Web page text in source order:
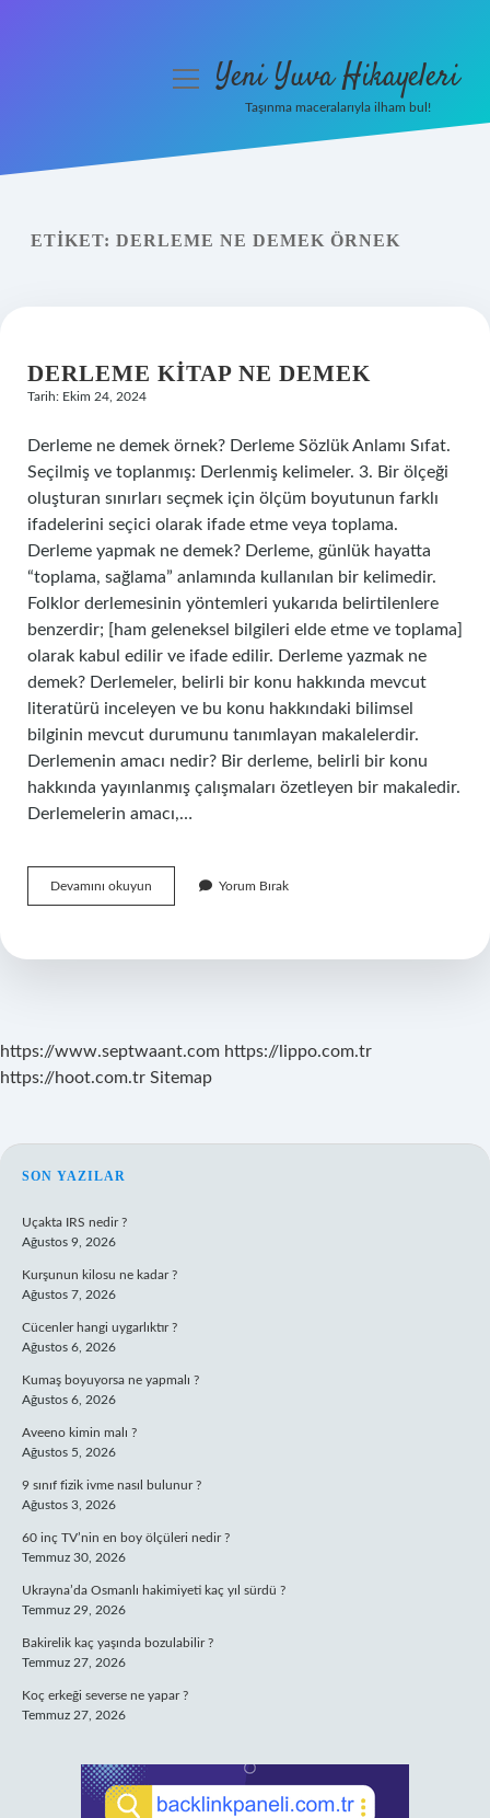
Yasal Uyarı
menüyüYeni Yuva Hikayeleri
Taşınma maceralarıyla ilham bul!
ETIKET: DERLEME NE DEMEK ÖRNEK
DERLEME KITAP NE DEMEK
Tarih: Ekim 24, 2024
Derleme ne demek örnek? Derleme Sözlük Anlamı Sıfat.
Seçilmiş ve toplanmış: Derlenmiş kelimeler. 3. Bir ölçeği
oluşturan sınırları seçmek için ölçüm boyutunun farklı
ifadelerini seçici olarak ifade etme veya toplama.
Derleme yapmak ne demek? Derleme, günlük hayatta
“toplama, sağlama” anlamında kullanılan bir kelimedir.
Folklor derlemesinin yöntemleri yukarıda belirtilenlere
benzerdir; [ham geleneksel bilgileri elde etme ve toplama]
olarak kabul edilir ve ifade edilir. Derleme yazmak ne
demek? Derlemeler, belirli bir konu hakkında mevcut
literatürü inceleyen ve bu konu hakkındaki bilimsel
bilginin mevcut durumunu tanımlayan makalelerdir.
Derlemenin amacı nedir? Bir derleme, belirli bir konu
hakkında yayınlanmış çalışmaları özetleyen bir makaledir.
Derlemelerin amacı,…
Devamını okuyun
Kitap
Yorum Bırak
https://www.septwaant.com https://lippo.com.tr
https://hoot.com.tr Sitemap
SIDEBAR
SON YAZILAR
Uçakta IRS nedir ?
Ağustos 9, 2026
Kurşunun kilosu ne kadar ?
Ağustos 7, 2026
Cücenler hangi uygarlıktır ?
Ağustos 6, 2026
Kumaş boyuyorsa ne yapmalı ?
Ağustos 6, 2026
Aveeno kimin malı ?
Ağustos 5, 2026
9 sınıf fizik ivme nasıl bulunur ?
Ağustos 3, 2026
60 inç TV’nin en boy ölçüleri nedir ?
Temmuz 30, 2026
Ukrayna’da Osmanlı hakimiyeti kaç yıl sürdü ?
Temmuz 29, 2026
Bakirelik kaç yaşında bozulabilir ?
Temmuz 27, 2026
Koç erkeği severse ne yapar ?
Temmuz 27, 2026